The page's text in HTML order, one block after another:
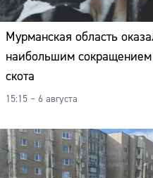
Мурманская область
наибольшим сокращением
скота
15:15 – 6 августа